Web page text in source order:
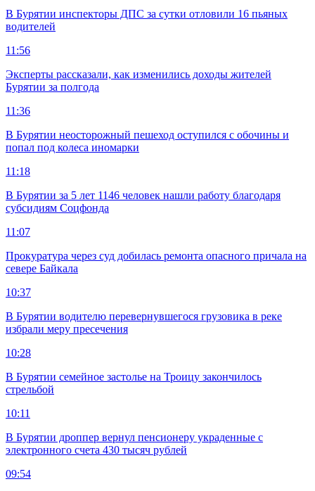
В Бурятии инспекторы ДПС за сутки отловили 16 пьяных
водителей
11:56
Эксперты рассказали, как изменились доходы жителей
Бурятии за полгода
11:36
В Бурятии неосторожный пешеход оступился с обочины и
попал под колеса иномарки
11:18
В Бурятии за 5 лет 1146 человек нашли работу благодаря
субсидиям Соцфонда
11:07
Прокуратура через суд добилась ремонта опасного причала на
севере Байкала
10:37
В Бурятии водителю перевернувшегося грузовика в реке
избрали меру пресечения
10:28
В Бурятии семейное застолье на Троицу закончилось
стрельбой
10:11
В Бурятии дроппер вернул пенсионеру украденные с
электронного счета 430 тысяч рублей
09:54